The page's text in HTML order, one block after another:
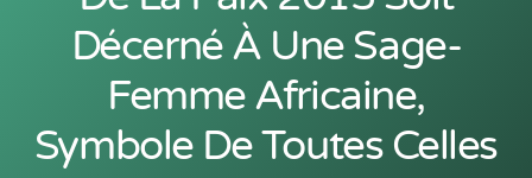
Décerné À Une Sage-
Femme Africaine,
Symbole De Toutes Celles